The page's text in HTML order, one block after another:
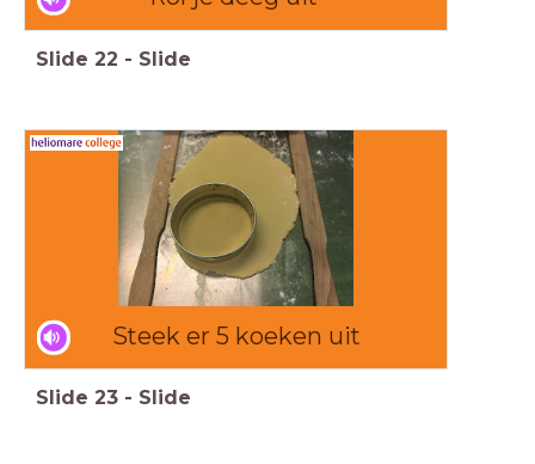
Slide 22 - Slide
Steek er 5 koeken uit
Slide 23 - Slide